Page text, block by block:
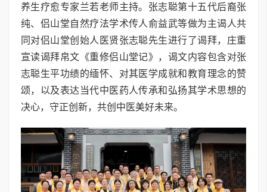
养生疗愈专家兰若老师主持。张志聪第十五代后裔张
纯、侣山堂自然疗法学术传人俞益武等做为主谒人共
同对侣山堂创始人医贤张志聪先生进行了谒拜，庄重
宣读谒拜帛文《重修侣山堂记》，谒文内容包含对张
志聪生平功绩的缅怀、对其医学成就和教育理念的赞
颂，以及表达当代中医药人传承和弘扬其学术思想的
决心，守正创新，共创中医美好未来。